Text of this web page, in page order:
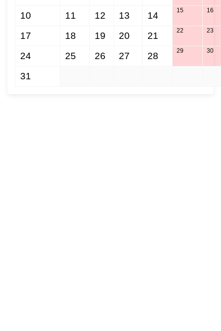
10 11 12 13 14 15 16
17 18 19 20 21 22 23
24 25 26 27 28 29 30
31